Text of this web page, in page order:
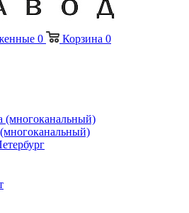
0 Корзина 0
(многоканальный)